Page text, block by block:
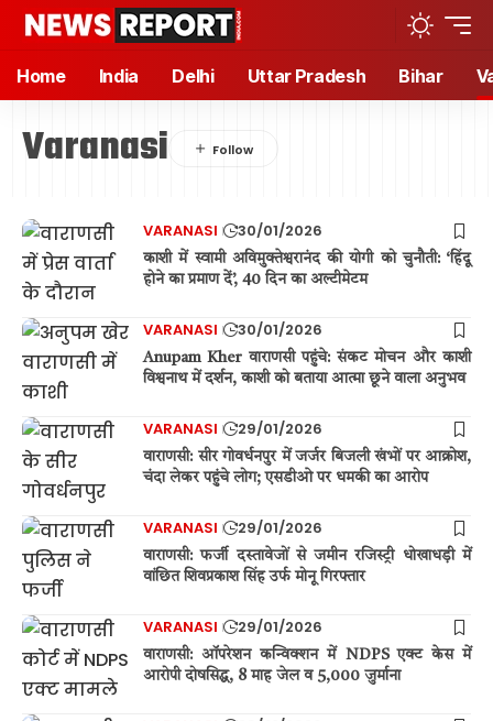
Home India Delhi Uttar Pradesh Bihar
Varanasi
VARANASI 30/01/2026
काशी में स्वामी अविमुक्तेश्वरानंद की योगी को चुनौती: ‘हिंदू
होने का प्रमाण दें’, 40 दिन का अल्टीमेटम
VARANASI 30/01/2026
Anupam Kher वाराणसी पहुंचे: संकट मोचन और काशी
विश्वनाथ में दर्शन, काशी को बताया आत्मा छूने वाला अनुभव
VARANASI 29/01/2026
वाराणसी: सीर गोवर्धनपुर में जर्जर बिजली खंभों पर आक्रोश,
चंदा लेकर पहुंचे लोग; एसडीओ पर धमकी का आरोप
VARANASI 29/01/2026
वाराणसी: फर्जी दस्तावेजों से जमीन रजिस्ट्री धोखाधड़ी में
वांछित शिवप्रकाश सिंह उर्फ मोनू गिरफ्तार
VARANASI 29/01/2026
वाराणसी: ऑपरेशन कन्विक्शन में NDPS एक्ट केस में
आरोपी दोषसिद्ध, 8 माह जेल व 5,000 जुर्माना